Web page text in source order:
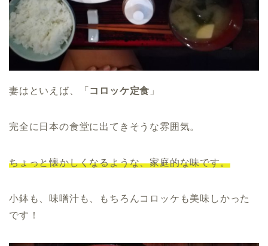
妻はといえば、「 コロッケ定食 」
完全に日本の食堂に出てきそうな雰囲気。
ちょっと懐かしくなるような、家庭的な味です。
小鉢も、味噌汁も、もちろんコロッケも美味しかった
です！